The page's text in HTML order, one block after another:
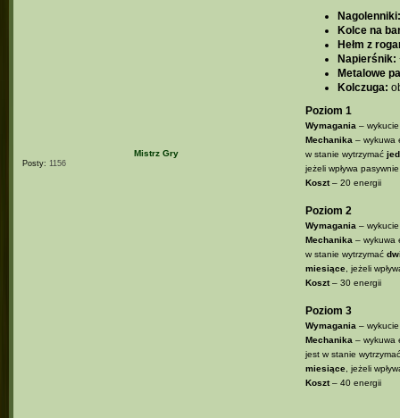
Mistrz Gry
Posty: 1156
Nagolenniki:
Kolce na
Hełm z
Napierśnik:
Metalowe
Kolczuga:
Poziom 1
Wymagania– wykucie
Mechanika– wykuwa
w stanie wytrzymać
jeżeli wpływa
Koszt– 20 energii
Poziom 2
Wymagania– wykucie
Mechanika– wykuwa
w stanie wytrzymać
miesiące, jeżeli
Koszt– 30 energii
Poziom 3
Wymagania– wykucie
Mechanika– wykuwa
jest w stanie
miesiące, jeżeli
Koszt– 40 energii